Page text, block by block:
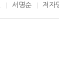
서명순 저자